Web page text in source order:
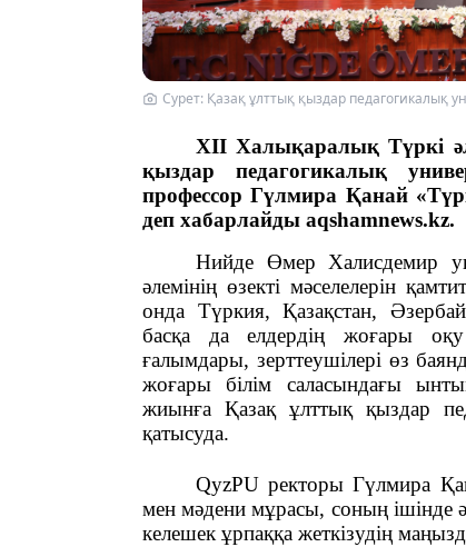
Cурет: Қазақ ұлттық қыздар педагогикалық
XII Халықаралық Түркі
қыздар педагогикалық
профессор Гүлмира Қанай
деп хабарлайды aqshamnews.kz.
Нийде Өмер Халисдемир
әлемінің өзекті мәселелерін
онда Түркия, Қазақстан,
басқа да елдердің жоғары
ғалымдары, зерттеушілері өз
жоғары білім саласындағы
жиынға Қазақ ұлттық қыздар
қатысуда.
QyzPU ректоры Гүлмира
мен мәдени мұрасы, соның ішінде
келешек ұрпаққа жеткізудің